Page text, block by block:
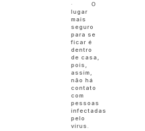
· O
lugar
mais
seguro
para se
ficar é
dentro
de casa,
pois,
assim,
não há
contato
com
pessoas
infectadas
pelo
vírus.